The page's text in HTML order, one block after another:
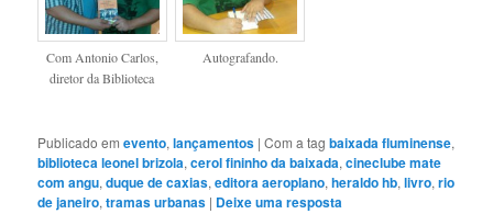
Com Antonio Carlos,
diretor da Biblioteca
Autografando.
Publicado em evento,lançamentos |Com a tagbaixada fluminense,
biblioteca leonel brizola,cerol fininho da baixada,cineclube mate
com angu,duque de caxias,editora aeroplano,heraldo hb,livro,rio
de janeiro,tramas urbanas | Deixe uma resposta